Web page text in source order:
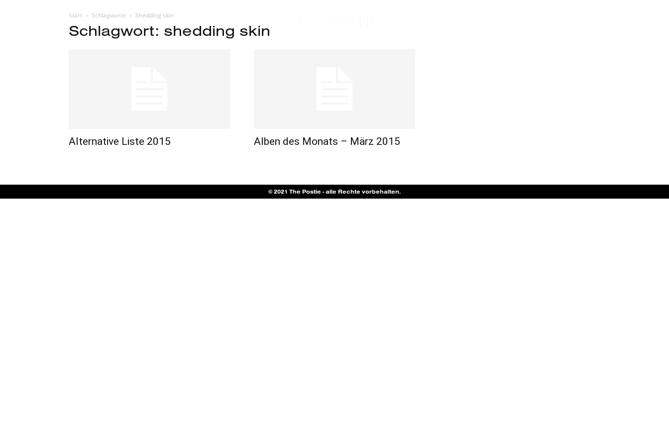
Start Schlagworte Shedding skin
Schlagwort: shedding skin
Alternative Liste 2015 Alben des Monats – März 2015
© 2021 The Postie - alle Rechte vorbehalten.